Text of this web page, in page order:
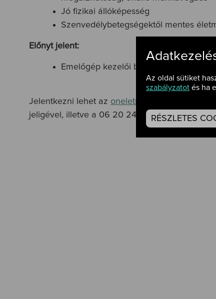
Az oldal sütiket
szabályzatot és ha
RÉSZLETES
Jó fizikai állóképesség
Szenvedélybetegségektől mentes
Előnyt jelent:
Emelőgép kezelői bizonyítvány
Jelentkezni lehet az oneletrajz@dtkh.hu
jeligével, illetve a 06 20 240 3423-as